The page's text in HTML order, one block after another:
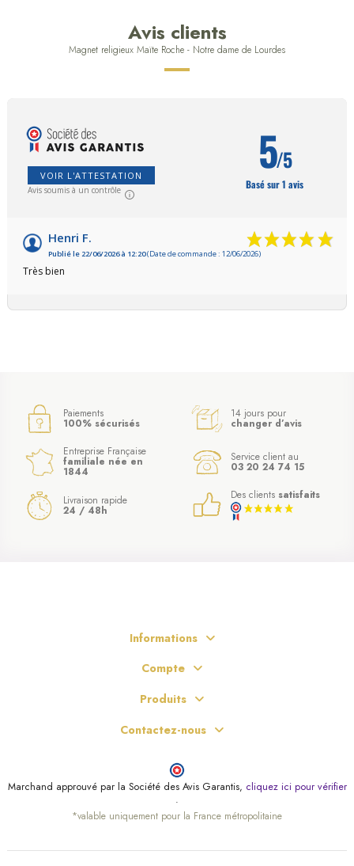
Avis clients
Magnet religieux Maïte Roche - Notre dame de Lourdes
VOIR L'ATTESTATION
Avis soumis à un contrôle
5/5
Basé sur 1 avis
Henri F.
Publié le 22/06/2026 à 12:20(Date de commande : 12/06/2026)
Très bien
Paiements
100% sécurisés
14 jours pour
changer d’avis
Entreprise Française
familiale née en
1844
Service client au
03 20 24 74 15
Livraison rapide
24 / 48h
Des clients satisfaits
Informations
Compte
Produits
Contactez-nous
Marchand approuvé par la Société des Avis Garantis, cliquez ici pour vérifier
.
*valable uniquement pour la France métropolitaine